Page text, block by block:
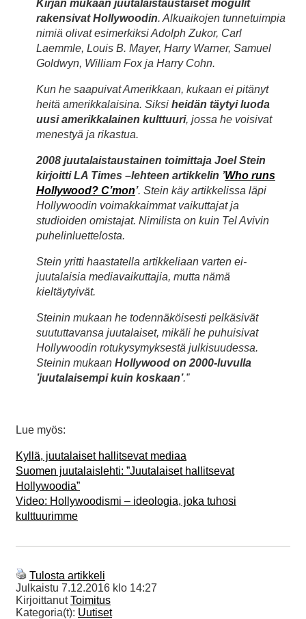
Kirjan mukaan juutalaistaustaiset mogulit
rakensivat Hollywoodin. Alkuaikojen tunnetuimpia
nimiä olivat esimerkiksi Adolph Zukor, Carl
Laemmle, Louis B. Mayer, Harry Warner, Samuel
Goldwyn, William Fox ja Harry Cohn.
Kun he saapuivat Amerikkaan, kukaan ei pitänyt
heitä amerikkalaisina. Siksi heidän täytyi luoda
uusi amerikkalainen kulttuuri, jossa he voisivat
menestyä ja rikastua.
2008 juutalaistaustainen toimittaja Joel Stein
kirjoitti LA Times –lehteen artikkelin ’Who runs
Hollywood? C’mon’. Stein käy artikkelissa läpi
Hollywoodin voimakkaimmat vaikuttajat ja
studioiden omistajat. Nimilista on kuin Tel Avivin
puhelinluettelosta.
Stein yritti haastatella artikkeliaan varten ei-
juutalaisia mediavaikuttajia, mutta nämä
kieltäytyivät.
Steinin mukaan he todennäköisesti pelkäsivät
suututtavansa juutalaiset, mikäli he puhuisivat
Hollywoodin rotukysymyksestä julkisuudessa.
Steinin mukaan Hollywood on 2000-luvulla
’juutalaisempi kuin koskaan’.”
Lue myös:
Kyllä, juutalaiset hallitsevat mediaa
Suomen juutalaislehti: ”Juutalaiset hallitsevat
Hollywoodia”
Video: Hollywoodismi – ideologia, joka tuhosi
kulttuurimme
Tulosta artikkeli
Julkaistu 7.12.2016 klo 14:27
KirjoittanutToimitus
Kategoria(t): Uutiset